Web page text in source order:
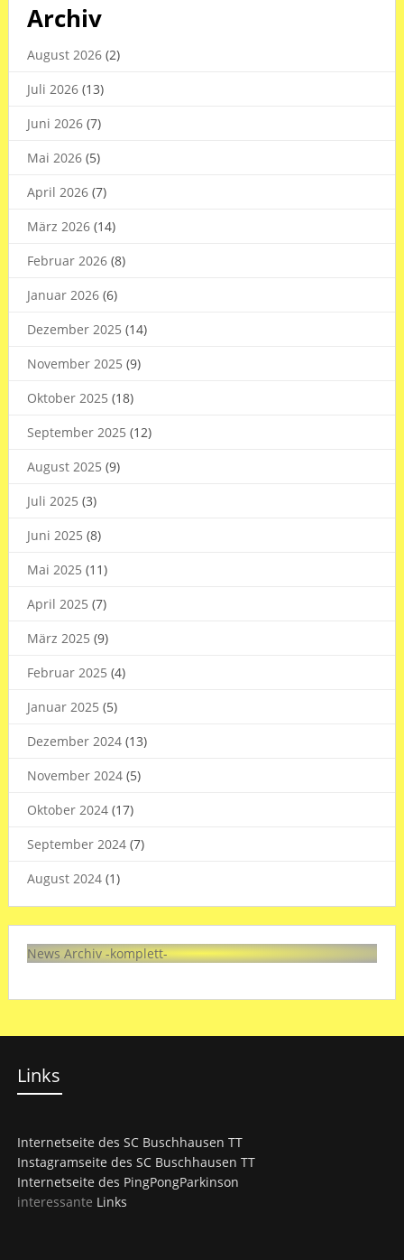
Archiv
August 2026(2)
Juli 2026(13)
Juni 2026(7)
Mai 2026(5)
April 2026(7)
März 2026(14)
Februar 2026(8)
Januar 2026(6)
Dezember 2025 (14)
November 2025 (9)
Oktober 2025 (18)
September 2025 (12)
August 2025 (9)
Juli 2025 (3)
Juni 2025 (8)
Mai 2025 (11)
April 2025 (7)
März 2025 (9)
Februar 2025 (4)
Januar 2025 (5)
Dezember 2024(13)
November 2024(5)
Oktober 2024(17)
September 2024(7)
August 2024(1)
News Archiv -komplett-
Links
Internetseite des SC Buschhausen TT
Instagramseite des SC Buschhausen TT
Internetseite des PingPongParkinson
interessante Links